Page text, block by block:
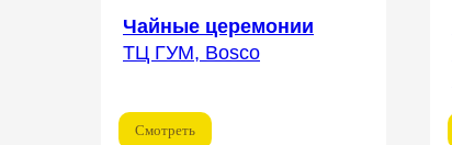
Чайные церемонии
ТЦ ГУМ, Bosco
Смотреть